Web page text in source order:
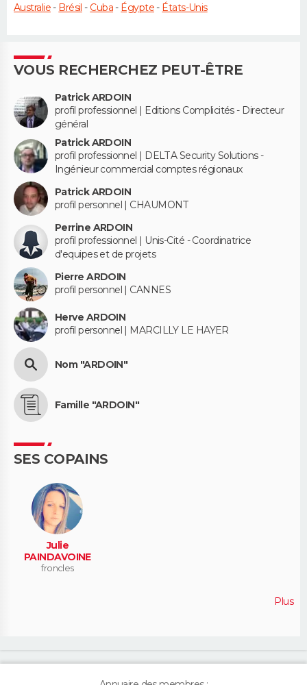
Australie- Brésil - Cuba- Égypte- États-Unis
VOUS RECHERCHEZ PEUT-ÊTRE
Patrick ARDOIN
profil professionnel | Editions Complicités - Directeur
général
Patrick ARDOIN
profil professionnel | DELTA Security Solutions -
Ingénieur commercial comptes régionaux
Patrick ARDOIN
profil personnel | CHAUMONT
Perrine ARDOIN
profil professionnel | Unis-Cité - Coordinatrice
d'equipes et de projets
Pierre ARDOIN
profil personnel | CANNES
Herve ARDOIN
profil personnel | MARCILLY LE HAYER
Nom "ARDOIN"
Famille "ARDOIN"
SES COPAINS
Julie
PAINDAVOINE
froncles
Plus